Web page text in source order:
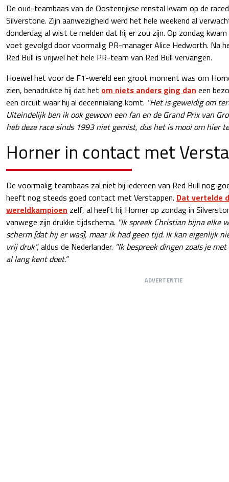
De oud-teambaas van de Oostenrijkse renstal kwam op de
Silverstone. Zijn aanwezigheid werd het hele weekend al
donderdag al wist te melden dat hij er zou zijn. Op zondag
voet gevolgd door voormalig PR-manager Alice Hedworth. Na
Red Bull is vrijwel het hele PR-team van Red Bull vervangen.
Hoewel het voor de F1-wereld een groot moment was om
zien, benadrukte hij dat het om niets anders ging dan een
een circuit waar hij al decennialang komt. "Het is geweldig om
Uiteindelijk ben ik ook gewoon een fan en de Grand Prix van
heb deze race sinds 1993 niet gemist, dus het is mooi om hier
Horner in contact met
De voormalig teambaas zal niet bij iedereen van Red Bull nog
heeft nog steeds goed contact met Verstappen. Dat vertelde
wereldkampioen zelf, al heeft hij Horner op zondag in
vanwege zijn drukke tijdschema. "Ik spreek Christian bijna elke
scherm [dat hij er was], maar ik had geen tijd. Ik kan eigenlijk
vrij druk",aldus de Nederlander. "Ik bespreek dingen zoals je
al lang kent doet.”
ADVERTENTIE